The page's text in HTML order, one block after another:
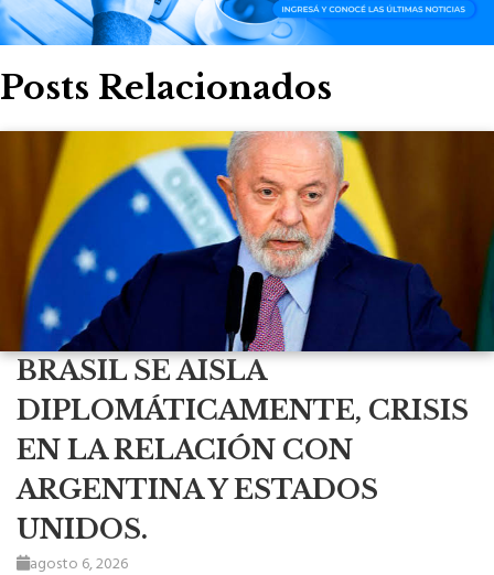
Posts Relacionados
BRASIL SE AISLA
DIPLOMÁTICAMENTE, CRISIS
EN LA RELACIÓN CON
ARGENTINA Y ESTADOS
UNIDOS.
agosto 6, 2026